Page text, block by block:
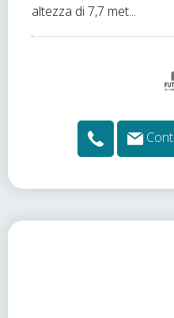
altezza di 7,7 met...